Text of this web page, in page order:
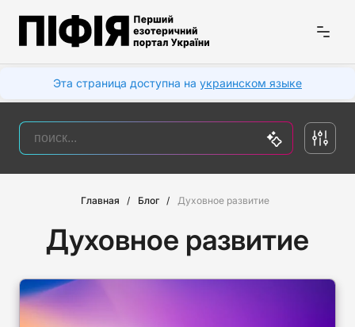
Эта страница доступна на украинском языке
Главная Блог Духовное развитие
Духовное развитие